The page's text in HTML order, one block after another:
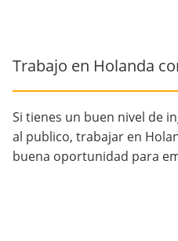
Trabajo en Holanda
Si tienes un buen nivel de
al publico, trabajar en
buena oportunidad para